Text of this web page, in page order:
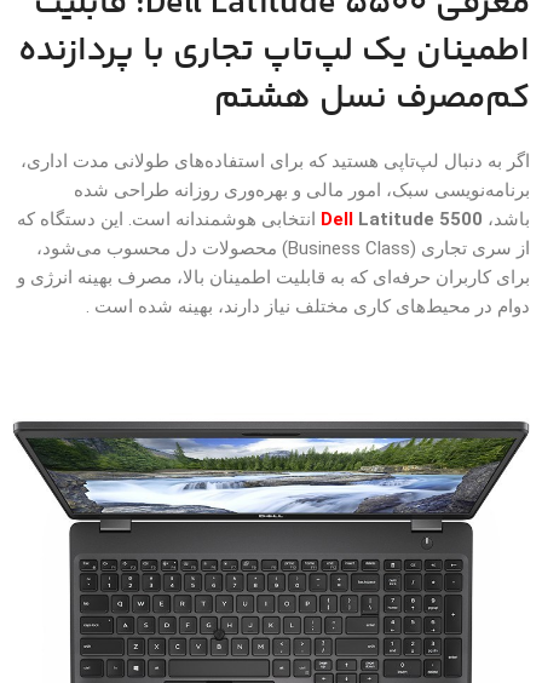
اطمینان یک لپ‌تاپ تجاری با پردازنده
کم‌مصرف نسل هشتم
اگر به دنبال لپ‌تاپی هستید که برای استفاده‌های طولانی مدت اداری،
برنامه‌نویسی سبک، امور مالی و بهره‌وری روزانه طراحی شده
باشد،
Dell Latitude 5500
انتخابی هوشمندانه است. این دستگاه که
از سری تجاری (Business Class) محصولات دل محسوب می‌شود،
برای کاربران حرفه‌ای که به قابلیت اطمینان بالا، مصرف بهینه انرژی و
دوام در محیط‌های کاری مختلف نیاز دارند، بهینه شده است .